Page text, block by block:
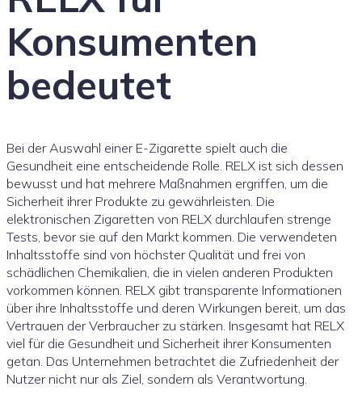
Konsumenten
bedeutet
Bei der Auswahl einer E-Zigarette spielt auch die
Gesundheit eine entscheidende Rolle. RELX ist sich dessen
bewusst und hat mehrere Maßnahmen ergriffen, um die
Sicherheit ihrer Produkte zu gewährleisten. Die
elektronischen Zigaretten von RELX durchlaufen strenge
Tests, bevor sie auf den Markt kommen. Die verwendeten
Inhaltsstoffe sind von höchster Qualität und frei von
schädlichen Chemikalien, die in vielen anderen Produkten
vorkommen können. RELX gibt transparente Informationen
über ihre Inhaltsstoffe und deren Wirkungen bereit, um das
Vertrauen der Verbraucher zu stärken. Insgesamt hat RELX
viel für die Gesundheit und Sicherheit ihrer Konsumenten
getan. Das Unternehmen betrachtet die Zufriedenheit der
Nutzer nicht nur als Ziel, sondern als Verantwortung.